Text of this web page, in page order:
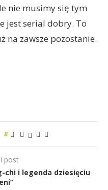
nie musimy się tym
jest serial dobry. To
na zawsze pozostanie.
8
post
chi i legenda dziesięciu